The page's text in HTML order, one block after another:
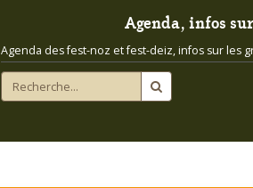
Agenda, infos
Agenda des fest-noz et fest-deiz, infos sur les